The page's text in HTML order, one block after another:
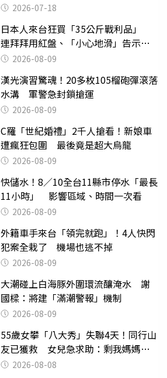
2026-07-18
日本人來台狂買「35公斤戰利品」
連拜拜用紅盤、「小心地滑」告示牌
也帶回家
2026-08-09
漢光演習驚魂！20多枚105榴砲彈滾落
水溝 軍警急封鎖搶運
2026-08-09
C羅「世紀婚禮」2千人搶看！新娘車
遭瘋狂包圍 最後竟是超大烏龍
2026-08-09
快儲水！8／10全台11縣市停水「最長
11小時」 影響區域、時間一次看
2026-08-09
外籍車手來台「領完就跑」！4人快閃
犯案全栽了 機場也逃不掉
2026-08-09
大潮碰上白海豚外圍環流釀淹水 謝
國樑：將建「滿潮警報」機制
2026-08-09
55歲女攀「八大秀」失聯4天！同行山
友已獲救 女兒急求助：剩我媽媽還
沒找到
2026-08-08